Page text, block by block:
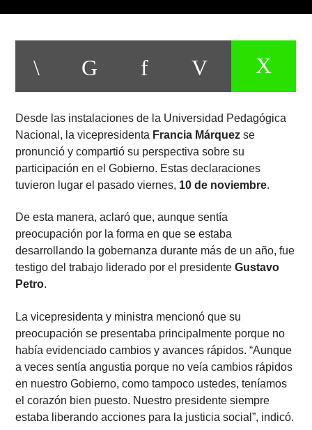
Desde las instalaciones de la Universidad Pedagógica
Nacional, la vicepresidenta Francia Márquez se
pronunció y compartió su perspectiva sobre su
participación en el Gobierno. Estas declaraciones
tuvieron lugar el pasado viernes, 10 de noviembre.
De esta manera, aclaró que, aunque sentía
preocupación por la forma en que se estaba
desarrollando la gobernanza durante más de un año, fue
testigo del trabajo liderado por el presidenteGustavo
Petro.
La vicepresidenta y ministra mencionó que su
preocupación se presentaba principalmente porque no
había evidenciado cambios y avances rápidos. “Aunque
a veces sentía angustia porque no veía cambios rápidos
en nuestro Gobierno, como tampoco ustedes, teníamos
el corazón bien puesto. Nuestro presidente siempre
estaba liberando acciones para la justicia social”, indicó.